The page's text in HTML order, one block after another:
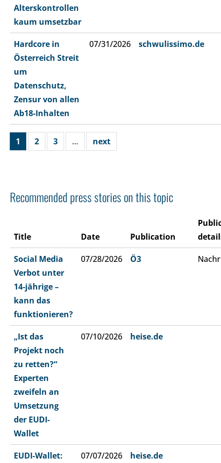
Alterskontrollen
kaum umsetzbar
Hardcore in
Österreich Streit
um
Datenschutz,
Zensur von allen
Ab18-Inhalten
07/31/2026 schwulissimo.de
1 2 3 … next
Recommended press stories on this topic
Title Date Publication
Social Media
Verbot unter
14-jährige –
kann das
funktionieren?
07/28/2026 Ö3
„Ist das
Projekt noch
zu retten?“
Experten
zweifeln an
Umsetzung
der EUDI-
Wallet
07/10/2026 heise.de
EUDI-Wallet:
07/07/2026 heise.de